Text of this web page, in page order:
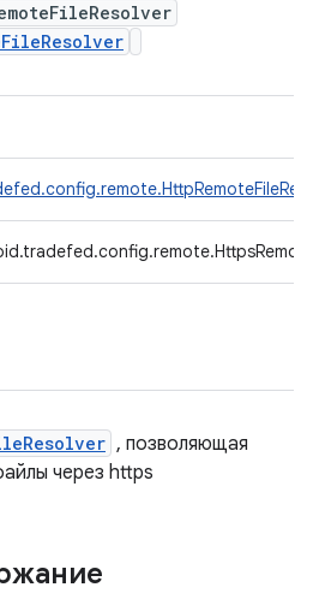
, позволяющая
через https